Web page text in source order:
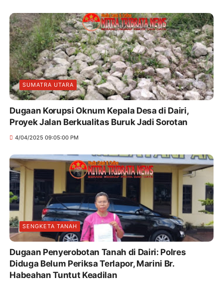
SUMATRA UTARA
Dugaan Korupsi Oknum Kepala Desa di Dairi,
Proyek Jalan Berkualitas Buruk Jadi Sorotan
4/04/2025 09:05:00 PM
SENGKETA TANAH
Dugaan Penyerobotan Tanah di Dairi: Polres
Diduga Belum Periksa Terlapor, Marini Br.
Habeahan Tuntut Keadilan